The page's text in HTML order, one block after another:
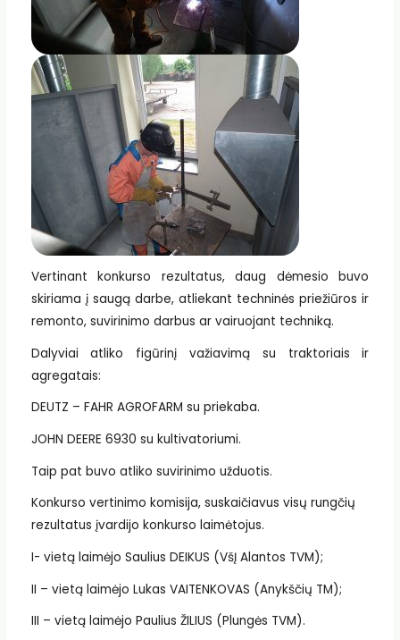
Vertinant konkurso rezultatus, daug dėmesio buvo
skiriama į saugą darbe, atliekant techninės priežiūros ir
remonto, suvirinimo darbus ar vairuojant techniką.
Dalyviai atliko figūrinį važiavimą su traktoriais ir
agregatais:
DEUTZ – FAHR AGROFARM su priekaba.
JOHN DEERE 6930 su kultivatoriumi.
Taip pat buvo atliko suvirinimo užduotis.
Konkurso vertinimo komisija, suskaičiavus visų rungčių
rezultatus įvardijo konkurso laimėtojus.
I- vietą laimėjo Saulius DEIKUS (VšĮ Alantos TVM);
II – vietą laimėjo Lukas VAITENKOVAS (Anykščių TM);
III – vietą laimėjo Paulius ŽILIUS (Plungės TVM).